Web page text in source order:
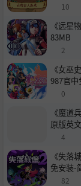
10
《远星
83MB
2
《女巫
987官
0
《魔道
原版英
4
《失落
免安装-
82